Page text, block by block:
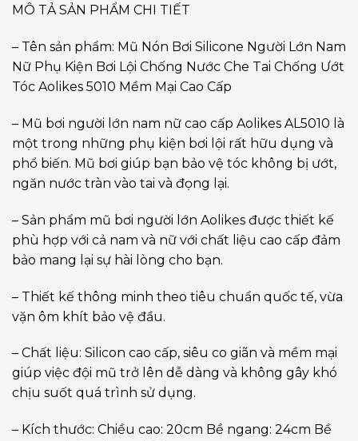
MÔ TẢ SẢN PHẨM CHI TIẾT
– Tên sản phẩm: Mũ Nón Bơi Silicone Người Lớn Nam
Nữ Phụ Kiện Bơi Lội Chống Nước Che Tai Chống Ướt
Tóc Aolikes 5010 Mềm Mại Cao Cấp
– Mũ bơi người lớn nam nữ cao cấp Aolikes AL5010 là
một trong những phụ kiện bơi lội rất hữu dụng và
phổ biến. Mũ bơi giúp bạn bảo vệ tóc không bị ướt,
ngăn nước tràn vào tai và đọng lại.
– Sản phẩm mũ bơi người lớn Aolikes được thiết kế
phù hợp với cả nam và nữ với chất liệu cao cấp đảm
bảo mang lại sự hài lòng cho bạn.
– Thiết kế thông minh theo tiêu chuẩn quốc tế, vừa
vặn ôm khít bảo vệ đầu.
– Chất liệu: Silicon cao cấp, siêu co giãn và mềm mại
giúp việc đội mũ trở lên dễ dàng và không gây khó
chịu suốt quá trình sử dụng.
– Kích thước: Chiều cao: 20cm Bề ngang: 24cm Bề